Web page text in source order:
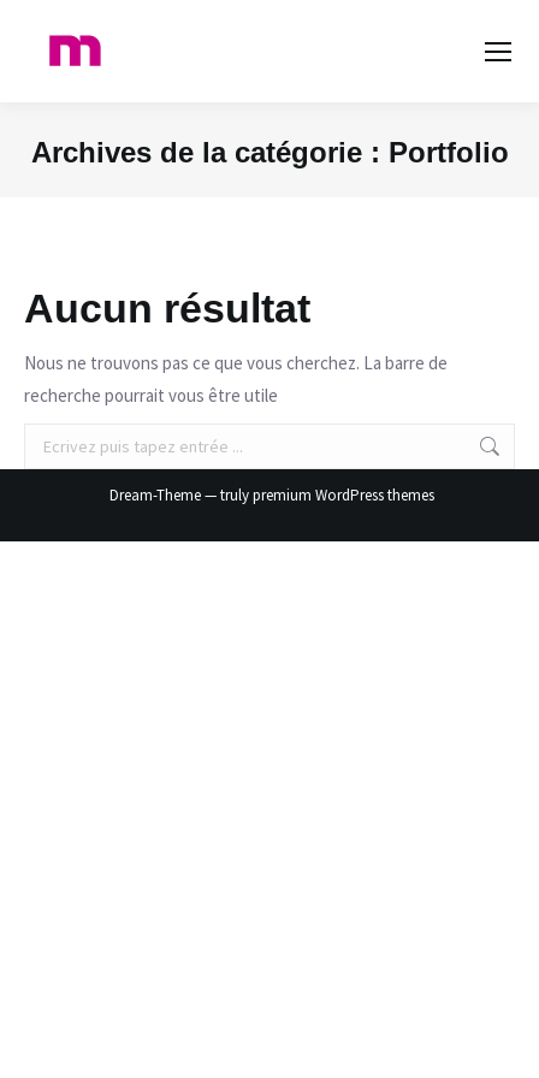
Archives de la catégorie : Portfolio
Aucun résultat
Nous ne trouvons pas ce que vous cherchez. La barre de
recherche pourrait vous être utile
Recherche
:
Dream-Theme — trulypremium WordPress themes